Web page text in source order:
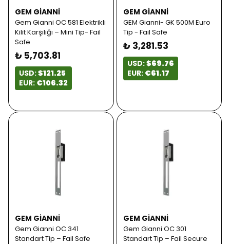
GEM GIANNI
Gem Gianni OC 581 Elektrikli
Kilit Karşılığı – Mini Tip- Fail
Safe
₺ 5,703.81
USD:$121.25
EUR: €106.32
GEM GIANNI
GEM Gianni- GK 500M Euro
Tip - Fail Safe
₺ 3,281.53
USD:$69.76
EUR: €61.17
GEM GIANNI
Gem Gianni OC 341
Standart Tip – Fail Safe
GEM GIANNI
Gem Gianni OC 301
Standart Tip – Fail Secure